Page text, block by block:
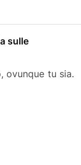
sulle
ovunque tu sia.